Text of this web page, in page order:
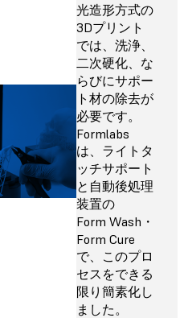
光造形方式の
3Dプリント
では、洗浄、
二次硬化、な
らびにサポー
ト材の除去が
必要です。
Formlabs
は、ライトタ
ッチサポート
と自動後処理
装置の
Form Wash・
Form Cure
で、このプロ
セスをできる
限り簡素化し
ました。